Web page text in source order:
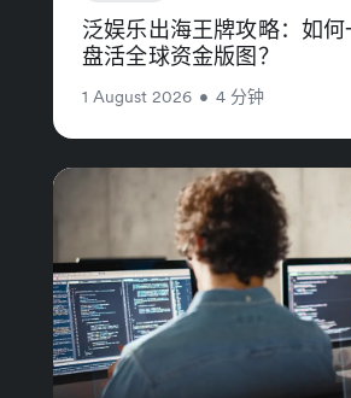
泛娱乐出海王牌攻略：如何
盘活全球资金版图？
1 August 2026 • 4 分钟